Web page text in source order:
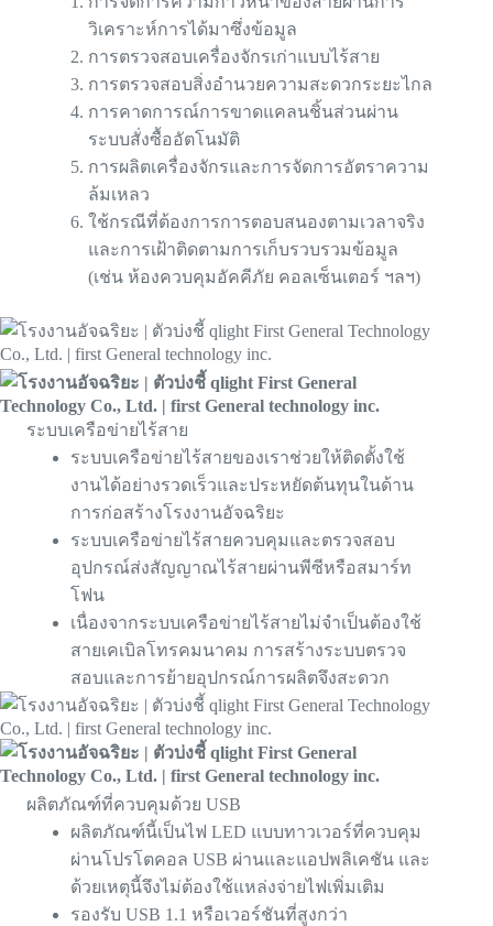
วิเคราะห์การได้มาซึ่งข้อมูล
การตรวจสอบเครื่องจักรเก่าแบบไร้สาย
การตรวจสอบสิ่งอำนวยความสะดวกระยะไกล
การคาดการณ์การขาดแคลนชิ้นส่วนผ่าน
ระบบสั่งซื้ออัตโนมัติ
การผลิตเครื่องจักรและการจัดการอัตราความ
ล้มเหลว
ใช้กรณีที่ต้องการการตอบสนองตามเวลาจริง
และการเฝ้าติดตามการเก็บรวบรวมข้อมูล
(เช่น ห้องควบคุมอัคคีภัย คอลเซ็นเตอร์ ฯลฯ)
ระบบเครือข่ายไร้สาย
ระบบเครือข่ายไร้สายของเราช่วยให้ติดตั้งใช้
งานได้อย่างรวดเร็วและประหยัดต้นทุนในด้าน
การก่อสร้างโรงงานอัจฉริยะ
ระบบเครือข่ายไร้สายควบคุมและตรวจสอบ
อุปกรณ์ส่งสัญญาณไร้สายผ่านพีซีหรือสมาร์ท
โฟน
เนื่องจากระบบเครือข่ายไร้สายไม่จำเป็นต้องใช้
สายเคเบิลโทรคมนาคม การสร้างระบบตรวจ
สอบและการย้ายอุปกรณ์การผลิตจึงสะดวก
ผลิตภัณฑ์ที่ควบคุมด้วย USB
ผลิตภัณฑ์นี้เป็นไฟ LED แบบทาวเวอร์ที่ควบคุม
ผ่านโปรโตคอล USB ผ่านและแอปพลิเคชัน และ
ด้วยเหตุนี้จึงไม่ต้องใช้แหล่งจ่ายไฟเพิ่มเติม
รองรับ USB 1.1 หรือเวอร์ชันที่สูงกว่า